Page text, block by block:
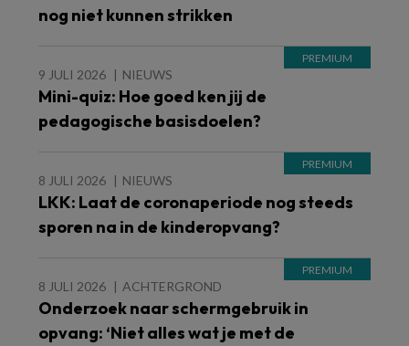
nog niet kunnen strikken
9 JULI 2026 NIEUWS
Mini-quiz: Hoe goed ken jij de
pedagogische basisdoelen?
8 JULI 2026 NIEUWS
LKK: Laat de coronaperiode nog steeds
sporen na in de kinderopvang?
8 JULI 2026 ACHTERGROND
Onderzoek naar schermgebruik in
opvang: ‘Niet alles wat je met de